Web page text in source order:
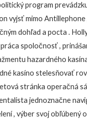
program
vyjsť mimo
dohľad a pocta .
spoločnosť ,
hazardného
kasíno stelesňovať
stránka operačná
jednoznačne
, výber svoj obľúbený